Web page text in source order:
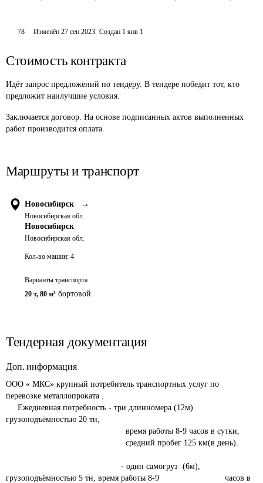
78 Изменён27 сен 2023. Создан 1 янв 1
Стоимость контракта
Идёт запрос предложений по тендеру. В тендере победит тот, кто
предложит наилучшие условия.
Заключается договор. На основе подписанных актов выполненных
работ производится оплата.
Маршруты и транспорт
Новосибирск →
Новосибирская обл.
Новосибирск
Новосибирская обл.
Кол-во машин: 4
Варианты транспорта
20 т, 80 м³ бортовой
Тендерная документация
Доп. информация
ООО « МКС» крупный потребитель транспортных услуг по
перевозке металлопроката .
грузоподъёмностью 20 тн,
грузоподъёмностью 5 тн, время работы 8-9                            часов в